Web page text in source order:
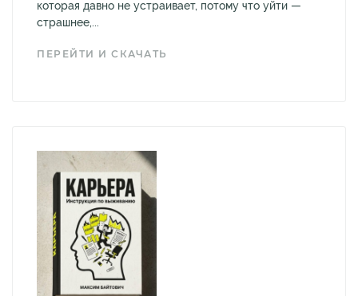
которая давно не устраивает, потому что уйти —
страшнее,...
ПЕРЕЙТИ И СКАЧАТЬ